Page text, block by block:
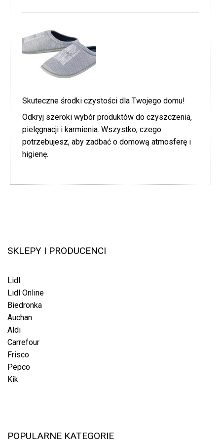
Skuteczne środki czystości dla Twojego domu!
Odkryj szeroki wybór produktów do czyszczenia,
pielęgnacji i karmienia. Wszystko, czego
potrzebujesz, aby zadbać o domową atmosferę i
higienę.
SKLEPY I PRODUCENCI
Lidl
Lidl Online
Biedronka
Auchan
Aldi
Carrefour
Frisco
Pepco
Kik
POPULARNE KATEGORIE